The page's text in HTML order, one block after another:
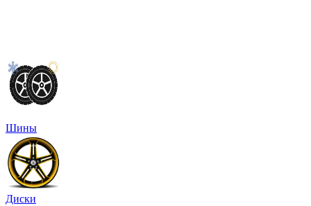
Шины
Диски